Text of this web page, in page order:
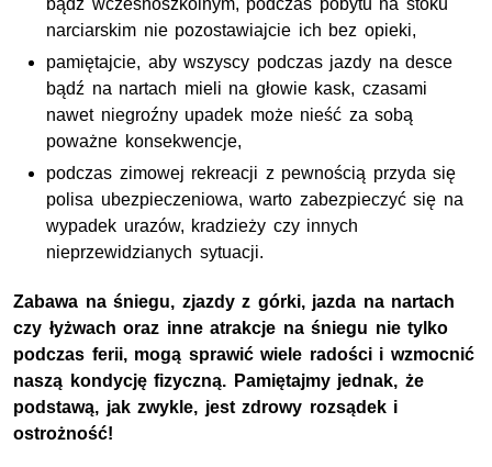
bądź wczesnoszkolnym, podczas pobytu na stoku
narciarskim nie pozostawiajcie ich bez opieki,
pamiętajcie, aby wszyscy podczas jazdy na desce
bądź na nartach mieli na głowie kask, czasami
nawet niegroźny upadek może nieść za sobą
poważne konsekwencje,
podczas zimowej rekreacji z pewnością przyda się
polisa ubezpieczeniowa, warto zabezpieczyć się na
wypadek urazów, kradzieży czy innych
nieprzewidzianych sytuacji.
Zabawa na śniegu, zjazdy z górki, jazda na nartach
czy łyżwach oraz inne atrakcje na śniegu nie tylko
podczas ferii, mogą sprawić wiele radości i wzmocnić
naszą kondycję fizyczną. Pamiętajmy jednak, że
podstawą, jak zwykle, jest zdrowy rozsądek i
ostrożność!